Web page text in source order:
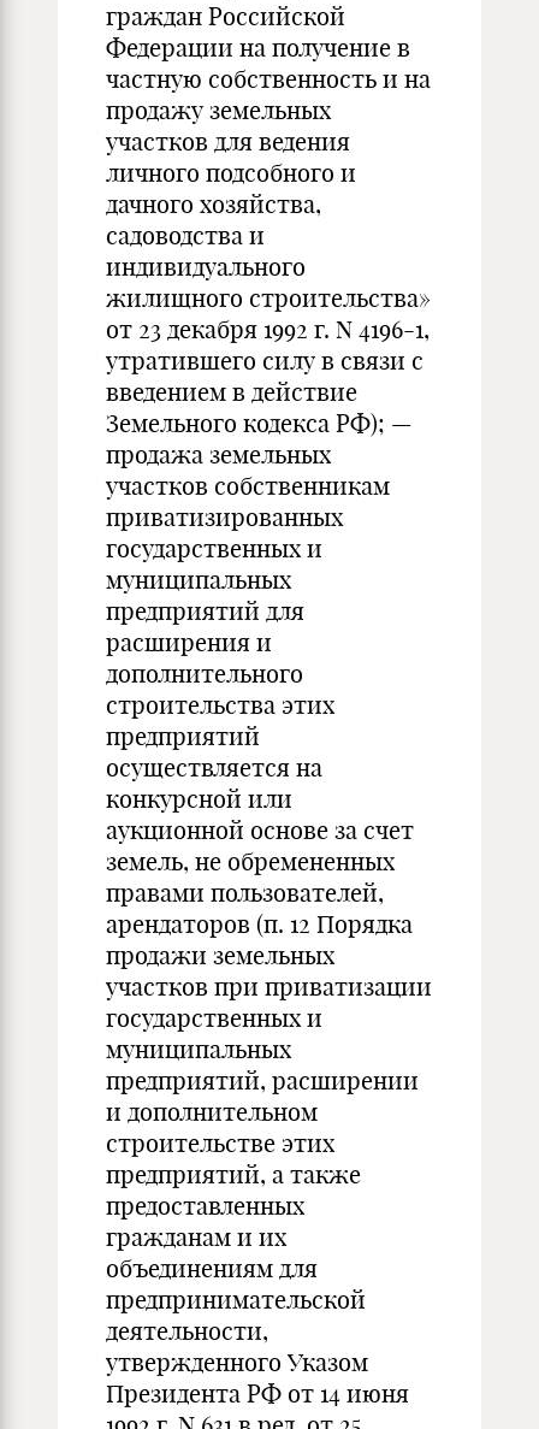
граждан Российской
Федерации на получение в
частную собственность и на
продажу земельных
участков для ведения
личного подсобного и
дачного хозяйства,
садоводства и
индивидуального
жилищного строительства»
от 23 декабря 1992 г. N 4196-1,
утратившего силу в связи с
введением в действие
Земельного кодекса РФ); —
продажа земельных
участков собственникам
приватизированных
государственных и
муниципальных
предприятий для
расширения и
дополнительного
строительства этих
предприятий
осуществляется на
конкурсной или
аукционной основе за счет
земель, не обремененных
правами пользователей,
арендаторов (п. 12 Порядка
продажи земельных
участков при приватизации
государственных и
муниципальных
предприятий, расширении
и дополнительном
строительстве этих
предприятий, а также
предоставленных
гражданам и их
объединениям для
предпринимательской
деятельности,
утвержденного Указом
Президента РФ от 14 июня